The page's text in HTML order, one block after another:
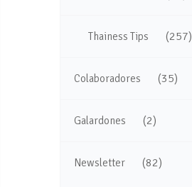
Thainess Tips (257)
Colaboradores (35)
Galardones (2)
Newsletter (82)